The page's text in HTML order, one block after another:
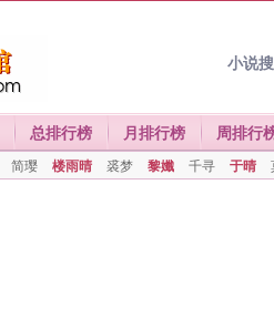
小说
总排行榜 月排行榜 周排行
简璎 楼雨晴 裘梦 黎孅 千寻 于晴